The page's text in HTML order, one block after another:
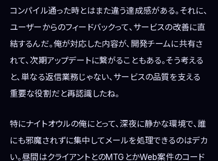
コンパイル通った時とはまた違う達成感がある。それに、
ユーザーからのフィードバックって、サービスの改善に直
結するんだ。俺が対応した内容が、開発チームに共有さ
れて、次期アップデートに繋がることもある。そう考える
と、単なる返信業務じゃない、サービスの品質を支える
重要な役割だと再認識したね。
特にナイトオウルの俺にとって、深夜に静かな環境で、誰
にも邪魔されずに集中してメールを処理できるのはデカ
い。昼間はクライアントとのMTGとかWeb案件のコード